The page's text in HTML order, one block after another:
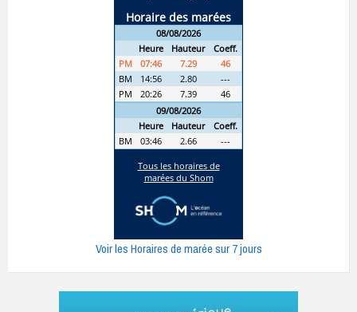
Voir les Horaires de marée sur 7 jours